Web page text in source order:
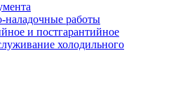
работы
и постгарантийное
холодильного